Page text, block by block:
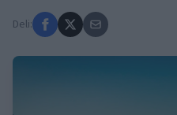
Deli: